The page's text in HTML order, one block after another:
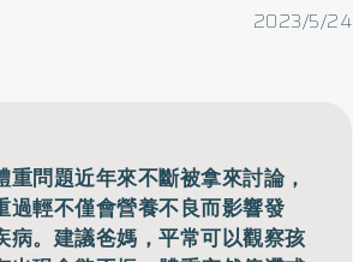
2023/5/24
問題近年來不斷被拿來討論，
輕不僅會營養不良而影響發
。建議爸媽，平常可以觀察孩